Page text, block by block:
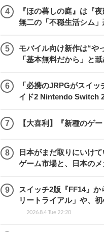
『ほの暮しの庭』は『
無二の「不穏生活シム
モバイル向け新作は“や
「基本無料だから」と
「必携のJRPGがスイ
イド2 Nintendo Switch
【大喜利】『新種のゲ
日本がまだ取りにいけ
ゲーム市場と、日本の
スイッチ2版『FF14』
リートライアル」や、
2026.8.4 Tue 22:20